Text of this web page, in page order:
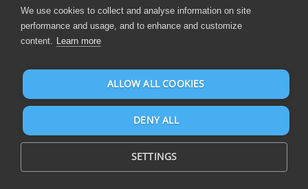
aplikace
Automate
Studio
We use cookies to collect and analyse information on site
performance and usage, and to enhance and customize
content. Learn more
ALLOW ALL COOKIES
DENY ALL
SETTINGS